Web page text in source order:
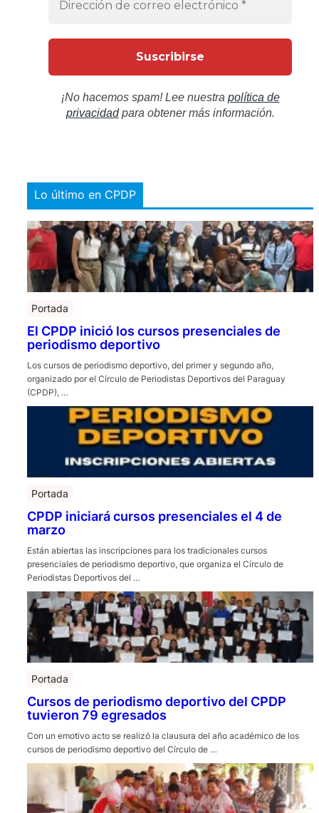
¡No hacemos spam! Lee nuestra política de
privacidadpara obtener más información.
Lo último en CPDP
Portada
El CPDP inició los cursos presenciales de
periodismo deportivo
Los cursos de periodismo deportivo, del primer y segundo año,
organizado por el Círculo de Periodistas Deportivos del Paraguay
(CPDP), …
Portada
CPDP iniciará cursos presenciales el 4 de
marzo
Están abiertas las inscripciones para los tradicionales cursos
presenciales de periodismo deportivo, que organiza el Círculo de
Periodistas Deportivos del …
Portada
Cursos de periodismo deportivo del CPDP
tuvieron 79 egresados
Con un emotivo acto se realizó la clausura del año académico de los
cursos de periodismo deportivo del Círculo de …